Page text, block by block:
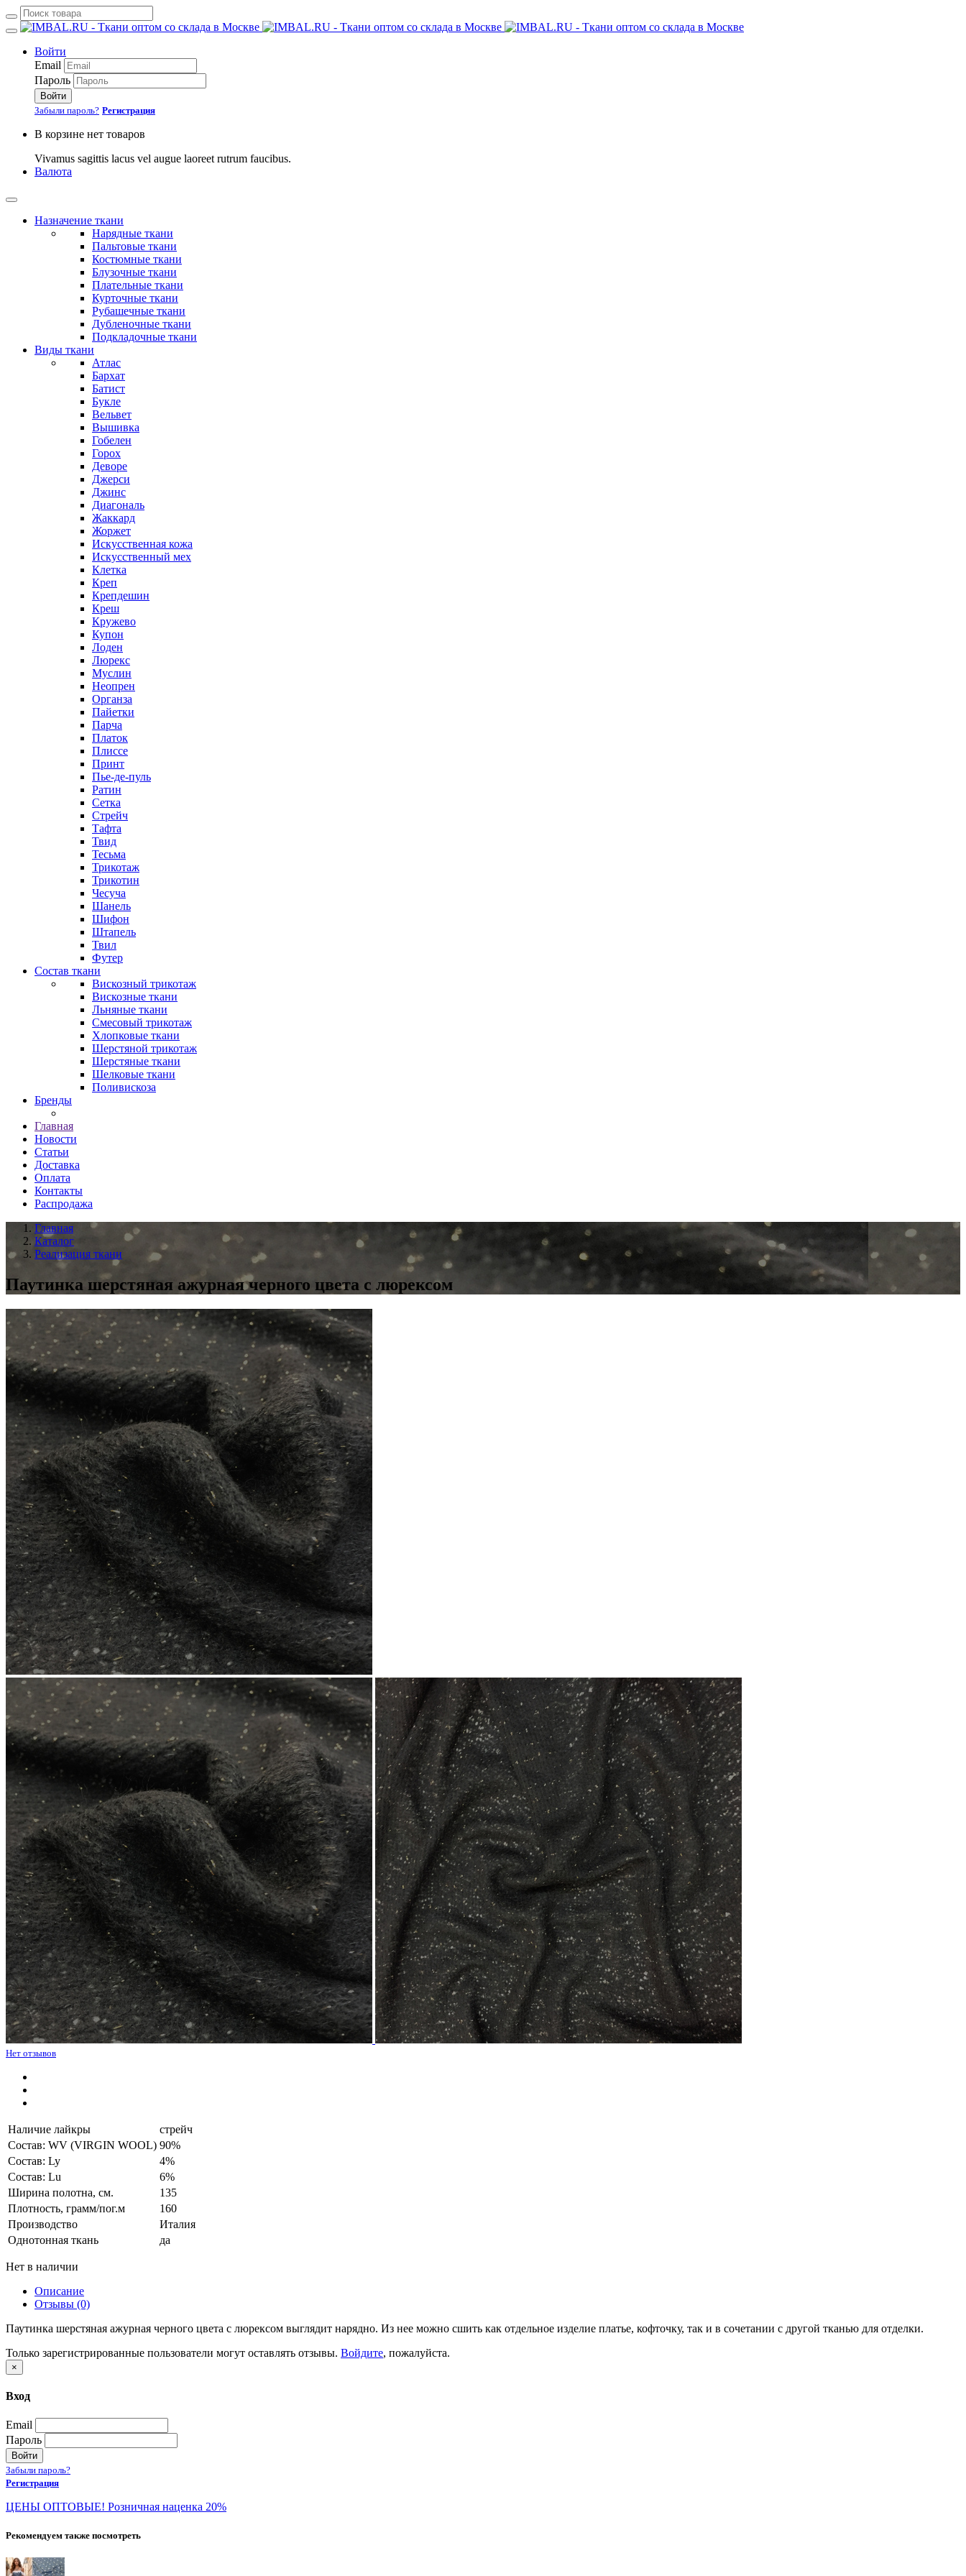
Войти
Email
Пароль
Войти
Забыли пароль? Регистрация
В корзине нет товаров
Vivamus sagittis lacus vel augue laoreet rutrum faucibus.
Валюта
Назначение ткани
Нарядные ткани
Пальтовые ткани
Костюмные ткани
Блузочные ткани
Плательные ткани
Курточные ткани
Рубашечные ткани
Дубленочные ткани
Подкладочные ткани
Виды ткани
Атлас
Бархат
Батист
Букле
Вельвет
Вышивка
Гобелен
Горох
Деворе
Джерси
Джинс
Диагональ
Жаккард
Жоржет
Искусственная кожа
Искусственный мех
Клетка
Креп
Крепдешин
Креш
Кружево
Купон
Лоден
Люрекс
Муслин
Неопрен
Органза
Пайетки
Парча
Платок
Плиссе
Принт
Пье-де-пуль
Ратин
Сетка
Стрейч
Тафта
Твид
Тесьма
Трикотаж
Трикотин
Чесуча
Шанель
Шифон
Штапель
Твил
Футер
Состав ткани
Вискозный трикотаж
Вискозные ткани
Льняные ткани
Смесовый трикотаж
Хлопковые ткани
Шерстяной трикотаж
Шерстяные ткани
Шелковые ткани
Поливискоза
Бренды
Главная
Новости
Статьи
Доставка
Оплата
Контакты
Распродажа
Главная
Каталог
Реализация ткани
Паутинка шерстяная ажурная черного цвета с люрексом
Нет отзывов
Наличие лайкры
стрейч
Состав: WV (VIRGIN WOOL) 90%
Состав: Ly
4%
Состав: Lu
6%
Ширина полотна, см.
135
Плотность, грамм/пог.м
160
Производство
Италия
Однотонная ткань
да
Нет в наличии
Описание
Отзывы (0)
Паутинка шерстяная ажурная черного цвета с люрексом выглядит нарядно. Из нее можно сшить как отдельное изделие платье, кофточку, так и в сочетании с другой тканью для отделки.
Только зарегистрированные пользователи могут оставлять отзывы. Войдите, пожалуйста.
×
Вход
Email
Пароль
Войти
Забыли пароль?
Регистрация
ЦЕНЫ ОПТОВЫЕ! Розничная наценка 20%
Рекомендуем также посмотреть